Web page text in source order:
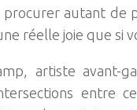
autant de
réelle joie que si
artiste avant-
entre